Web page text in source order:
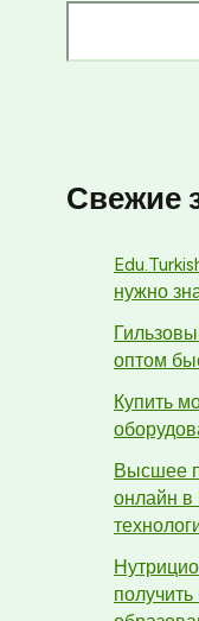
Свежие
нужно
оптом
Купить
Высшее
онлайн в